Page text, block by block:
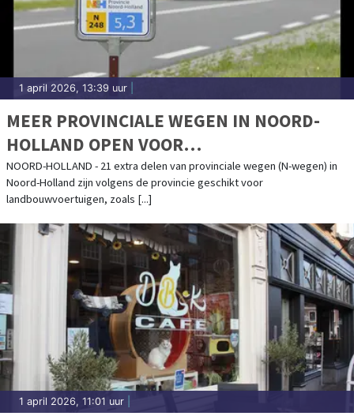
1 april 2026, 13:39 uur
MEER PROVINCIALE WEGEN IN NOORD-
HOLLAND OPEN VOOR
LANDBOUWVERKEER
NOORD-HOLLAND - 21 extra delen van provinciale wegen (N-wegen) in
Noord-Holland zijn volgens de provincie geschikt voor
landbouwvoertuigen, zoals [...]
1 april 2026, 11:01 uur